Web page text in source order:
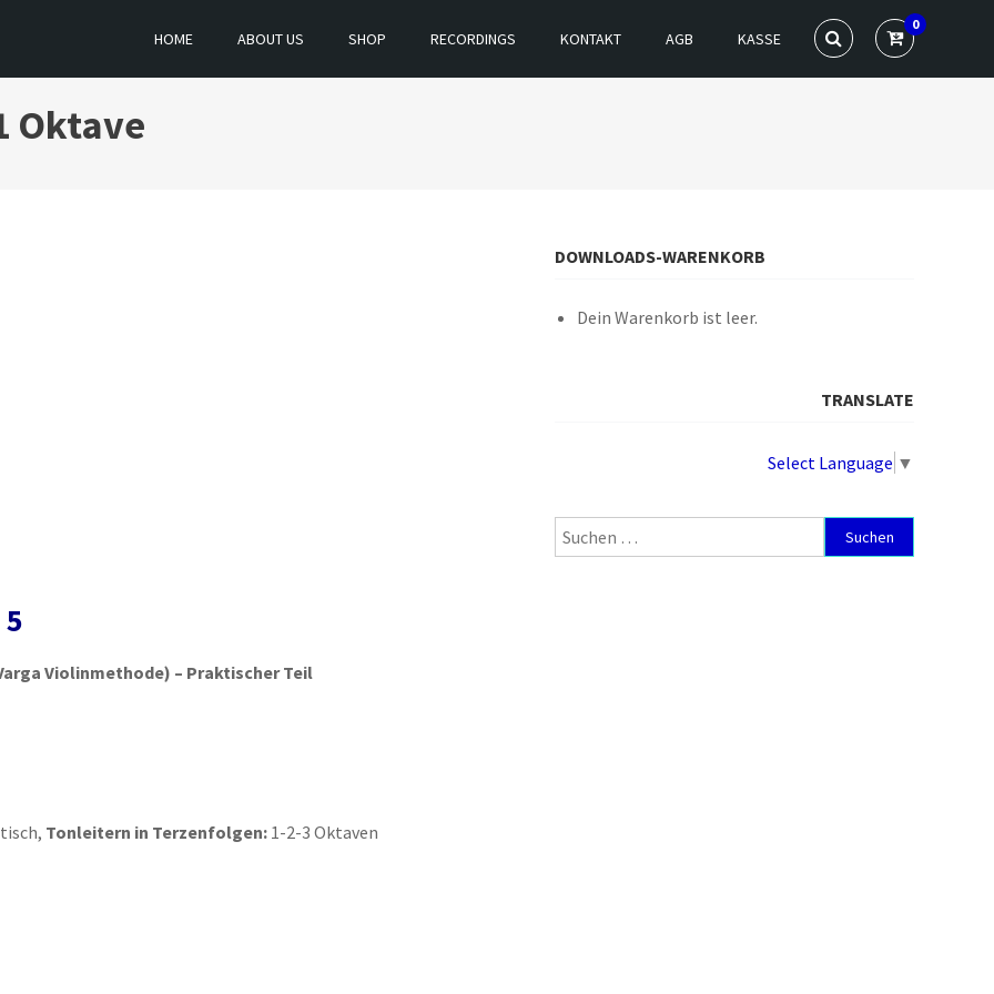
HOME ABOUT US SHOP RECORDINGS KONTAKT AGB KASSE
0
Oktave
Violinmethode) – Praktischer Teil
Tonleitern in Terzenfolgen: 1-2-3 Oktaven
DOWNLOADS-WARENKORB
Dein Warenkorb ist leer.
TRANSLATE
Select Language ▼
Suchen
nach: